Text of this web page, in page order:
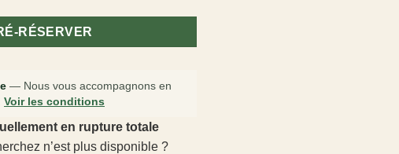
RÉSERVER
— Nous vous accompagnons en
Voir les conditions
en rupture totale
n’est plus disponible ?